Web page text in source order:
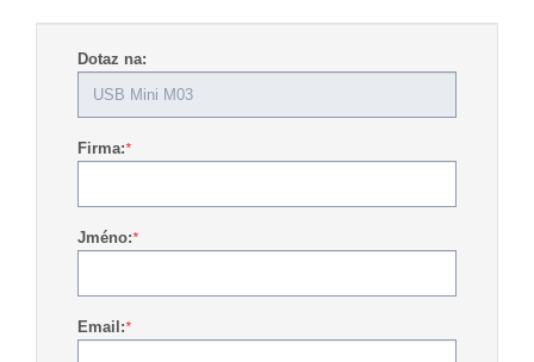
Dotaz na:
Firma:*
Jméno:*
Email:*